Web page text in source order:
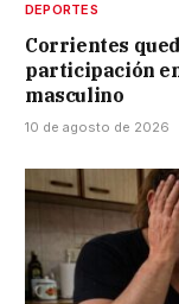
DEPORTES
Corrientes
participación
masculino
10 de agosto de 2026